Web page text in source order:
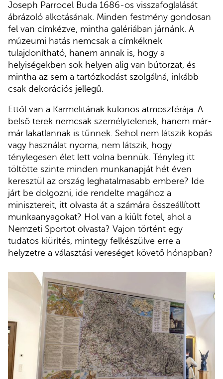
Joseph Parrocel Buda 1686-os visszafoglalását
ábrázoló alkotásának. Minden festmény gondosan
fel van címkézve, mintha galériában járnánk. A
múzeumi hatás nemcsak a címkéknek
tulajdonítható, hanem annak is, hogy a
helyiségekben sok helyen alig van bútorzat, és
mintha az sem a tartózkodást szolgálná, inkább
csak dekorációs jellegű.
Ettől van a Karmelitának különös atmoszférája. A
belső terek nemcsak személytelenek, hanem már-
már lakatlannak is tűnnek. Sehol nem látszik kopás
vagy használat nyoma, nem látszik, hogy
ténylegesen élet lett volna bennük. Tényleg itt
töltötte szinte minden munkanapját hét éven
keresztül az ország leghatalmasabb embere? Ide
járt be dolgozni, ide rendelte magához a
minisztereit, itt olvasta át a számára összeállított
munkaanyagokat? Hol van a kiült fotel, ahol a
Nemzeti Sportot olvasta? Vajon történt egy
tudatos kiürítés, mintegy felkészülve erre a
helyzetre a választási vereséget követő hónapban?